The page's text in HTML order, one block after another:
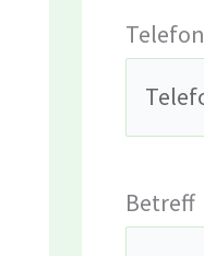
Telefon
Betreff